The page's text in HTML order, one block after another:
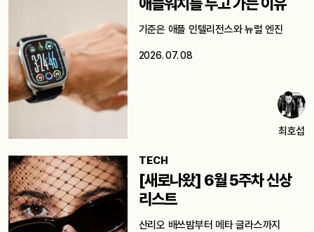
기준은 애플 인텔리전스와 뉴럴 엔진
2026. 07. 08
최호섭
TECH
[새로나왔] 6월 5주차 신상
리스트
산리오 배쓰밤부터 메타 글라스까지